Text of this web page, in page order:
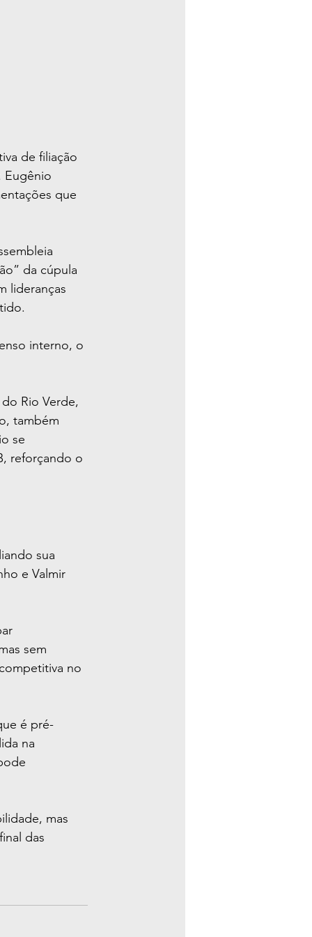
de filiação
Eugênio
que
da cúpula
lideranças
interno, o
Rio Verde,
também
se
reforçando o
sua
e Valmir
sem
no
é pré-
na
mas
das